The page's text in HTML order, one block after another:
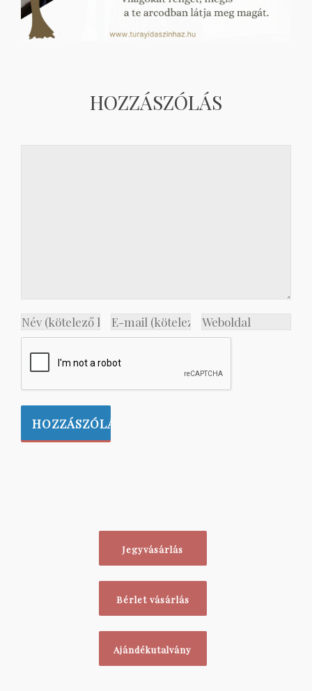
HOZZÁSZÓLÁS
Jegyvásárlás
Bérlet vásárlás
Ajándékutalvány